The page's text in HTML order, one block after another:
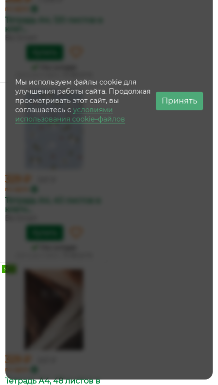
по карте
Тетрадь А4, 120 листов в
клет...
329 ₽
по карте
Тетрадь А4, 40 листов в
клетк...
NEW
329 ₽
по карте
Тетрадь А4, 48 листов в
Мы используем файлы cookie для
улучшения работы сайта. Продолжая
просматривать этот сайт, вы
соглашаетесь сусловиями
использования cookie–файлов
Принять